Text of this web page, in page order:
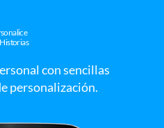
con sencillas
personalización.